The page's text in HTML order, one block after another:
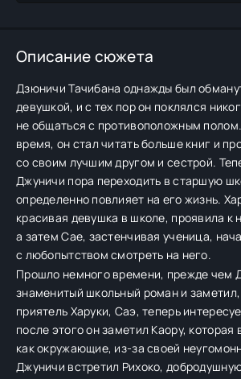
Описание сюжета
Дзюничи Тачибана однажды был
девушкой, и с тех пор он поклялся
не общаться с противоположным
время, он стал читать больше книг и
со своим лучшим другом и сестрой.
Джуничи пора переходить в старшую
определенно повлияет на его жизнь.
красивая девушка в школе, проявила к
а затем Сае, застенчивая ученица,
с любопытством смотреть на него.
Прошло немного времени, прежде чем
знаменитый школьный роман и заметил,
приятель Харуки, Саэ, теперь
после этого он заметил Каору, которая
как окружающие, из-за своей
Джуничи встретил Рихоко,